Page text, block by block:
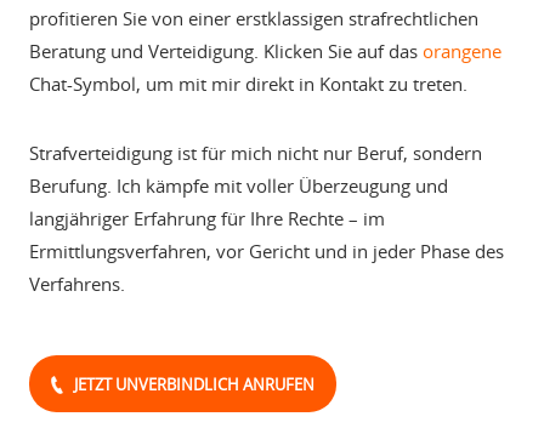
profitieren Sie von einer erstklassigen strafrechtlichen
Beratung und Verteidigung. Klicken Sie auf das orangene
Chat-Symbol, um mit mir direkt in Kontakt zu treten.
Strafverteidigung ist für mich nicht nur Beruf, sondern
Berufung. Ich kämpfe mit voller Überzeugung und
langjähriger Erfahrung für Ihre Rechte – im
Ermittlungsverfahren, vor Gericht und in jeder Phase des
Verfahrens.
JETZT UNVERBINDLICH ANRUFEN